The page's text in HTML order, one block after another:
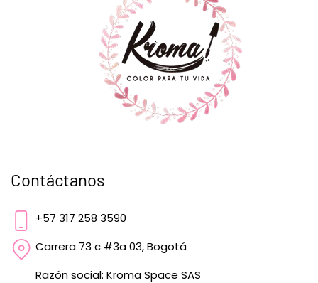
Contáctanos
+57 317 258 3590
Carrera 73 c #3a 03, Bogotá
Razón social: Kroma Space SAS